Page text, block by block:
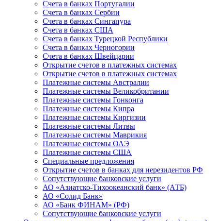
Счета в банках Португалии
Счета в банках Сербии
Счета в банках Сингапура
Счета в банках США
Счета в банках Турецкой Республики
Счета в банках Черногории
Счета в банках Швейцарии
Открытие счетов в платежных системах
Открытие счетов в платежных системах
Платежные системы Австралии
Платежные системы Великобритании
Платежные системы Гонконга
Платежные системы Кипра
Платежные системы Киргизии
Платежные системы Литвы
Платежные системы Маврикия
Платежные системы ОАЭ
Платежные системы США
Специальные предложения
Открытие счетов в банках для нерезидентов РФ
Сопутствующие банковские услуги
АО «Азиатско-Тихоокеанский банк» (АТБ)
АО «Солид Банк»
АО «Банк ФИНАМ» (РФ)
Сопутствующие банковские услуги